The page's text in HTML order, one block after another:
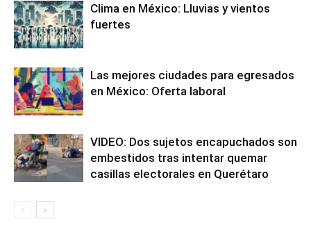
Clima en México: Lluvias y vientos
fuertes
Las mejores ciudades para egresados
en México: Oferta laboral
VIDEO: Dos sujetos encapuchados son
embestidos tras intentar quemar
casillas electorales en Querétaro